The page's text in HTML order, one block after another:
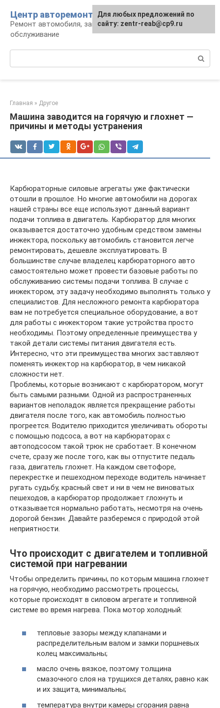
контенту
Центр авторемонта
Ремонт автомобиля, запчасти и
обслуживание
Главная » Другое
Машина заводится на горячую и глохнет —
причины и методы устранения
Карбюраторные силовые агрегаты уже фактически
отошли в прошлое. Но многие автомобили на дорогах
нашей страны все еще используют данный вариант
подачи топлива в двигатель. Карбюратор для многих
оказывается достаточно удобным средством замены
инжектора, поскольку автомобиль становится легче
ремонтировать, дешевле эксплуатировать. В
большинстве случае владелец карбюраторного авто
самостоятельно может провести базовые работы по
обслуживанию системы подачи топлива. В случае с
инжектором, эту задачу необходимо выполнять только у
специалистов. Для несложного ремонта карбюратора
вам не потребуется специальное оборудование, а вот
для работы с инжектором такие устройства просто
необходимы. Поэтому определенные преимущества у
такой детали системы питания двигателя есть.
Интересно, что эти преимущества многих заставляют
поменять инжектор на карбюратор, в чем никакой
сложности нет.
Проблемы, которые возникают с карбюратором, могут
быть самыми разными. Одной из распространенных
вариантов неполадок является прекращение работы
двигателя после того, как автомобиль полностью
прогреется. Водителю приходится увеличивать обороты
с помощью подсоса, а вот на карбюраторах с
автоподсосом такой трюк не сработает. В конечном
счете, сразу же после того, как вы отпустите педаль
газа, двигатель глохнет. На каждом светофоре,
перекрестке и пешеходном переходе водитель начинает
ругать судьбу, красный свет и ни в чем не виноватых
пешеходов, а карбюратор продолжает глохнуть и
отказывается нормально работать, несмотря на очень
дорогой бензин. Давайте разберемся с природой этой
неприятности.
Что происходит с двигателем и топливной
системой при нагревании
Чтобы определить причины, по которым машина глохнет
на горячую, необходимо рассмотреть процессы,
которые происходят в силовом агрегате и топливной
системе во время нагрева. Пока мотор холодный:
тепловые зазоры между клапанами и
распределительным валом и замки поршневых
колец максимальны;
масло очень вязкое, поэтому толщина
смазочного слоя на трущихся деталях, равно как
и их защита, минимальны;
температура внутри камеры сгорания равна
Для любых предложений по
сайту: zentr-reab@cp9.ru